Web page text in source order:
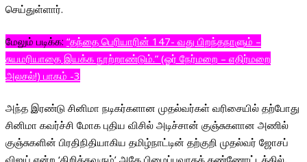
செய்துள்ளார்.
மேலும் படிக்க: “தந்தை பெரியாரின் 147- வது பிறந்தநாளும் –
சுயமரியாதை இயக்க நூற்றாண்டும்.” (ஓர் நேர்மறை – எதிர்மறை
அலசல்!) பாகம் -3
அந்த இரண்டு சினிமா நடிகர்களான முதல்வர்கள் வரிசையில் தற்போது
சினிமா கவர்ச்சி மோக புதிய விசில் அடிச்சான் குஞ்சுகளான அணில்
குஞ்சுகளின் பிரதிநிதியாகிய தமிழ்நாட்டின் தற்குறி முதல்வர் ஜோசப்